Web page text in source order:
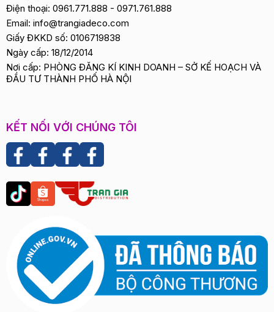
Điện thoại: 0961.771.888 - 0971.761.888
Email: info@trangiadeco.com
Giấy ĐKKD số: 0106719838
Ngày cấp: 18/12/2014
Nơi cấp: PHÒNG ĐĂNG KÍ KINH DOANH – SỞ KẾ HOẠCH VÀ
ĐẦU TƯ THÀNH PHỐ HÀ NỘI
KẾT NỐI VỚI CHÚNG TÔI